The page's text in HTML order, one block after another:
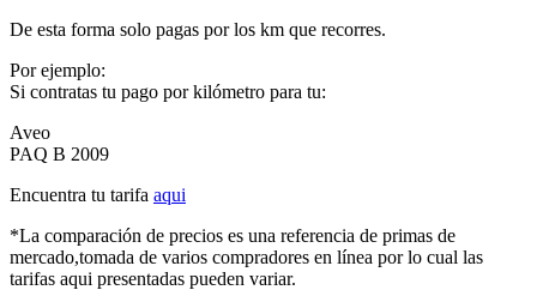
De esta forma solo pagas por los km que recorres.
Por ejemplo:
Si contratas tu pago por kilómetro para tu:
Aveo
PAQ B 2009
Encuentra tu tarifa aqui
*La comparación de precios es una referencia de primas de
mercado,tomada de varios compradores en línea por lo cual las
tarifas aqui presentadas pueden variar.